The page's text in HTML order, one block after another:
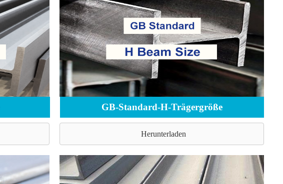
GB-Standard-H-Trägergröße
Herunterladen